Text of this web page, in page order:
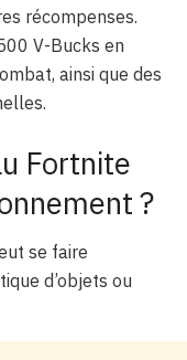
récompenses.
V-Bucks en
ainsi que des
Fortnite
?
se faire
d’objets ou